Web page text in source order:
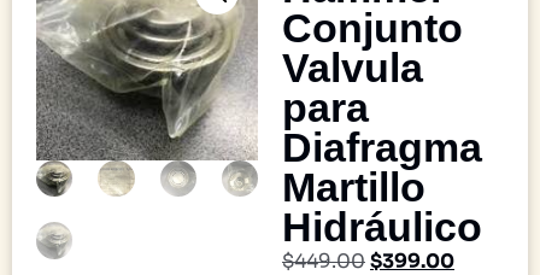
Conjunto
Valvula
para
Diafragma
Martillo
Hidráulico
$449.00$399.00